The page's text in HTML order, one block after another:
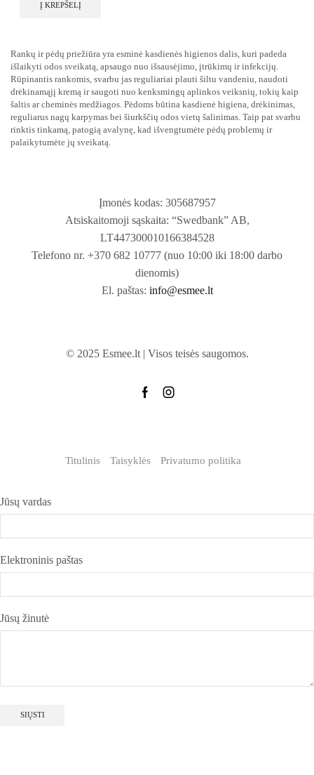
Į KREPŠELĮ
Rankų ir pėdų priežiūra yra esminė kasdienės higienos dalis, kuri padeda
išlaikyti odos sveikatą, apsaugo nuo išsausėjimo, įtrūkimų ir infekcijų.
Rūpinantis rankomis, svarbu jas reguliariai plauti šiltu vandeniu, naudoti
drėkinamąjį kremą ir saugoti nuo kenksmingų aplinkos veiksnių, tokių kaip
šaltis ar cheminės medžiagos. Pėdoms būtina kasdienė higiena, drėkinimas,
reguliarus nagų karpymas bei šiurkščių odos vietų šalinimas. Taip pat svarbu
rinktis tinkamą, patogią avalynę, kad išvengtumėte pėdų problemų ir
palaikytumėte jų sveikatą.
Įmonės kodas: 305687957
Atsiskaitomoji sąskaita: “Swedbank” AB,
LT447300010166384528
Telefono nr. +370 682 10777 (nuo 10:00 iki 18:00 darbo
dienomis)
El. paštas: info@esmee.lt
© 2025 Esmee.lt | Visos teisės saugomos.
Titulinis Taisyklės Privatumo politika
Jūsų vardas
Elektroninis paštas
Jūsų žinutė